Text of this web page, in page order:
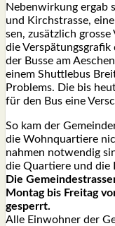
Neben­wir­kung ergab
und Kirch­stras­se,
sen, zusätz­lich
die Ver­spä­tungs­gra­fik
der Bus­se am
einem Shut­tle­bus
Pro­blems. Die bis
für den Bus eine
So kam der
die Wohn­quar­tie­re
nah­men not­wen­dig
die Quar­tie­re und die
Die
Mon­tag bis Frei­tag
gesperrt.
Alle Ein­woh­ner der